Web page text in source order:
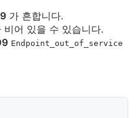
가 흔합니다.
비어 있을 수 있습니다.
Endpoint_out_of_service